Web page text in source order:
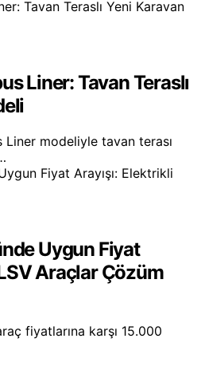
Liner: Tavan Teraslı
modeliyle tavan terası
Uygun Fiyat
Araçlar Çözüm
fiyatlarına karşı 15.000